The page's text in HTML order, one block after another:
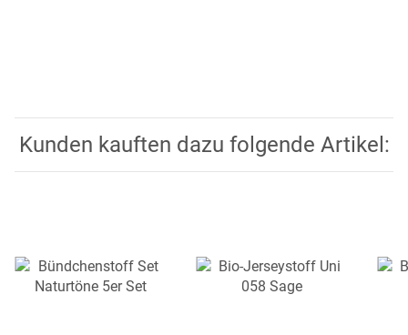
Kunden kauften dazu folgende Artikel: